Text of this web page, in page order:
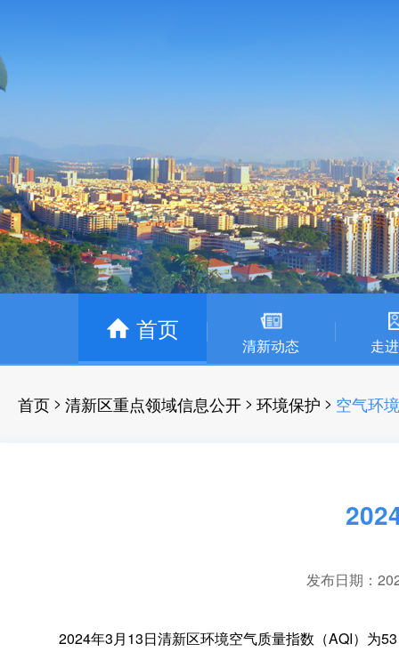
首页
清新动态 走
首页 > 清新区重点领域信息公开 > 环境保护 > 空气环
发布日期：
2024年3月13日清新区环境空气质量指数（AQI）为53